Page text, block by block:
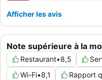
spécifiques pendant votre
une chambre éloignée des
minimiser le bruit.
Note supérieure à la
Restaurant•8,5
Wi-Fi•8,1 Rapport
Afficher les avis